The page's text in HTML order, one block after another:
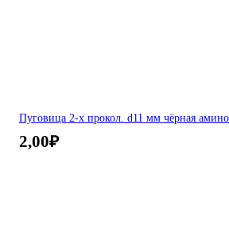
Пуговица 2-х прокол. d11 мм чёрная
2,00₽